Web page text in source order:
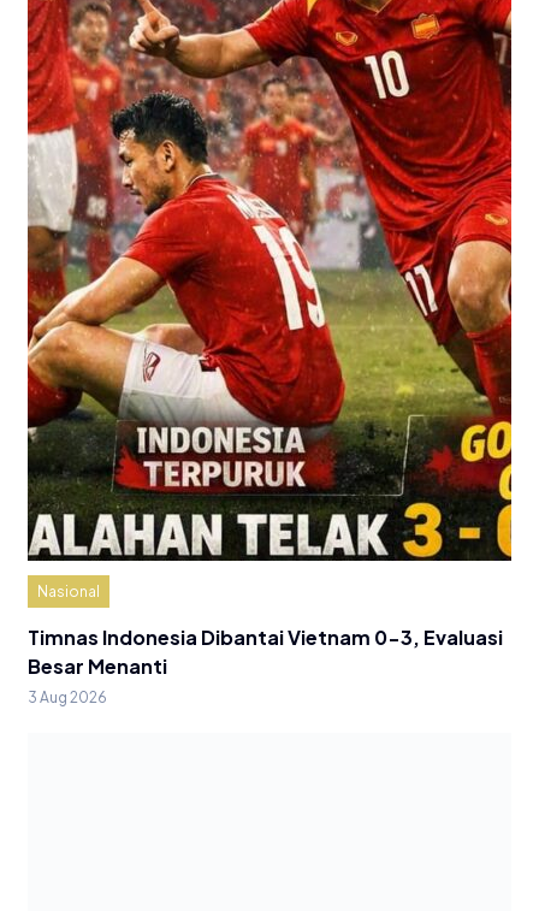
Nasional
Timnas Indonesia Dibantai Vietnam 0-3, Evaluasi
Besar Menanti
3 Aug 2026